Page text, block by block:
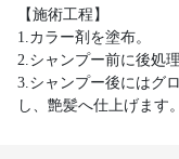
【施術工程】
1.カラー剤を塗布。
2.シャンプー前に後処
3.シャンプー後にはグ
し、艶髪へ仕上げます。